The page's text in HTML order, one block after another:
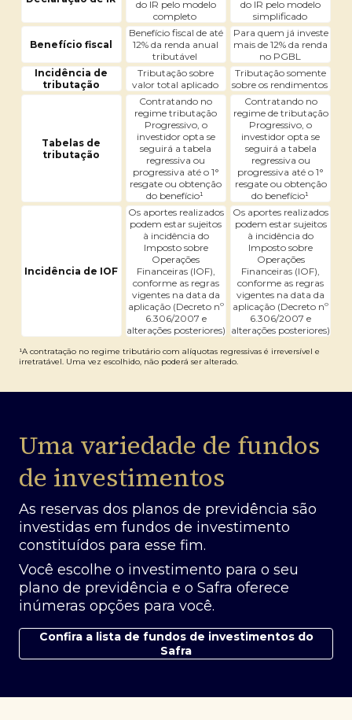
do IR pelo modelo
completo
do IR pelo modelo
simplificado
Benefício fiscal
Benefício fiscal de até
12% da renda anual
tributável
Para quem já investe
mais de 12% da renda
no PGBL
Incidência de
tributação
Tributação sobre
valor total aplicado
Tributação somente
sobre os rendimentos
Tabelas de
tributação
Contratando no
regime tributação
Progressivo, o
investidor opta se
seguirá a tabela
regressiva ou
progressiva até o 1°
resgate ou obtenção
do benefício¹
Contratando no
regime de tributação
Progressivo, o
investidor opta se
seguirá a tabela
regressiva ou
progressiva até o 1°
resgate ou obtenção
do benefício¹
Incidência de IOF
Os aportes realizados
podem estar sujeitos
à incidência do
Imposto sobre
Operações
Financeiras (IOF),
conforme as regras
vigentes na data da
aplicação (Decreto nº
6.306/2007 e
alterações posteriores)
Os aportes realizados
podem estar sujeitos
à incidência do
Imposto sobre
Operações
Financeiras (IOF),
conforme as regras
vigentes na data da
aplicação (Decreto nº
6.306/2007 e
alterações posteriores)
¹A contratação no regime tributário com alíquotas regressivas é irreversível e
irretratável. Uma vez escolhido, não poderá ser alterado.
Uma variedade de fundos
de investimentos
As reservas dos planos de previdência são
investidas em fundos de investimento
constituídos para esse fim.
Você escolhe o investimento para o seu
plano de previdência e o Safra oferece
inúmeras opções para você.
Confira a lista de fundos de investimentos do
Safra